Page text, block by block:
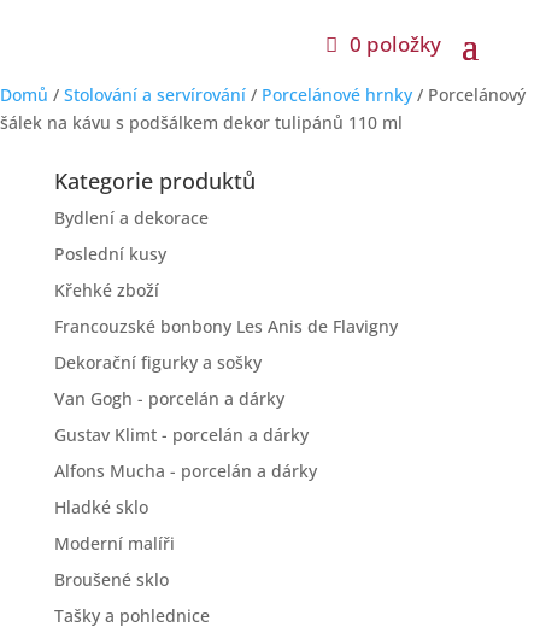
0 položky
Domů / Stolování a servírování / Porcelánové hrnky / Porcelánový
šálek na kávu s podšálkem dekor tulipánů 110 ml
Kategorie produktů
Bydlení a dekorace
Poslední kusy
Křehké zboží
Francouzské bonbony Les Anis de Flavigny
Dekorační figurky a sošky
Van Gogh - porcelán a dárky
Gustav Klimt - porcelán a dárky
Alfons Mucha - porcelán a dárky
Hladké sklo
Moderní malíři
Broušené sklo
Tašky a pohlednice